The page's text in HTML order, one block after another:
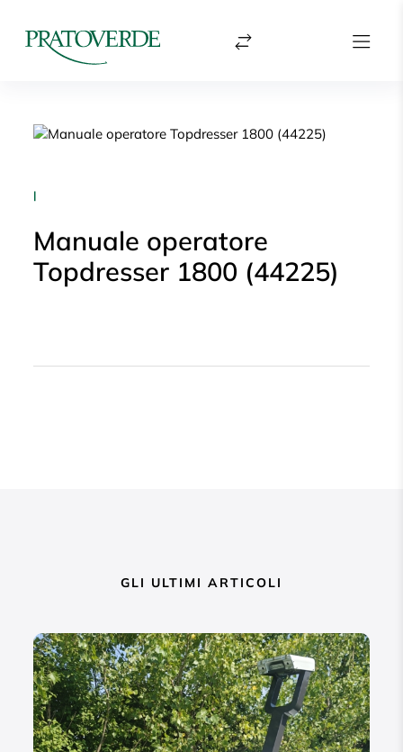
|
Manuale operatore
Topdresser 1800 (44225)
GLI ULTIMI ARTICOLI